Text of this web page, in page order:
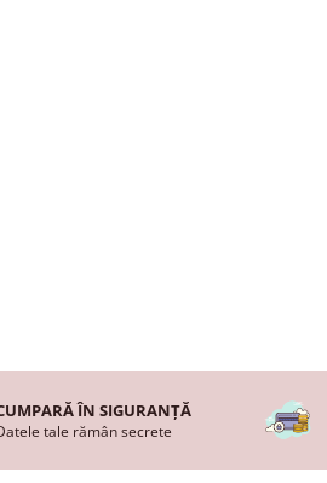
ÎN SIGURANȚĂ
tale rămân secrete